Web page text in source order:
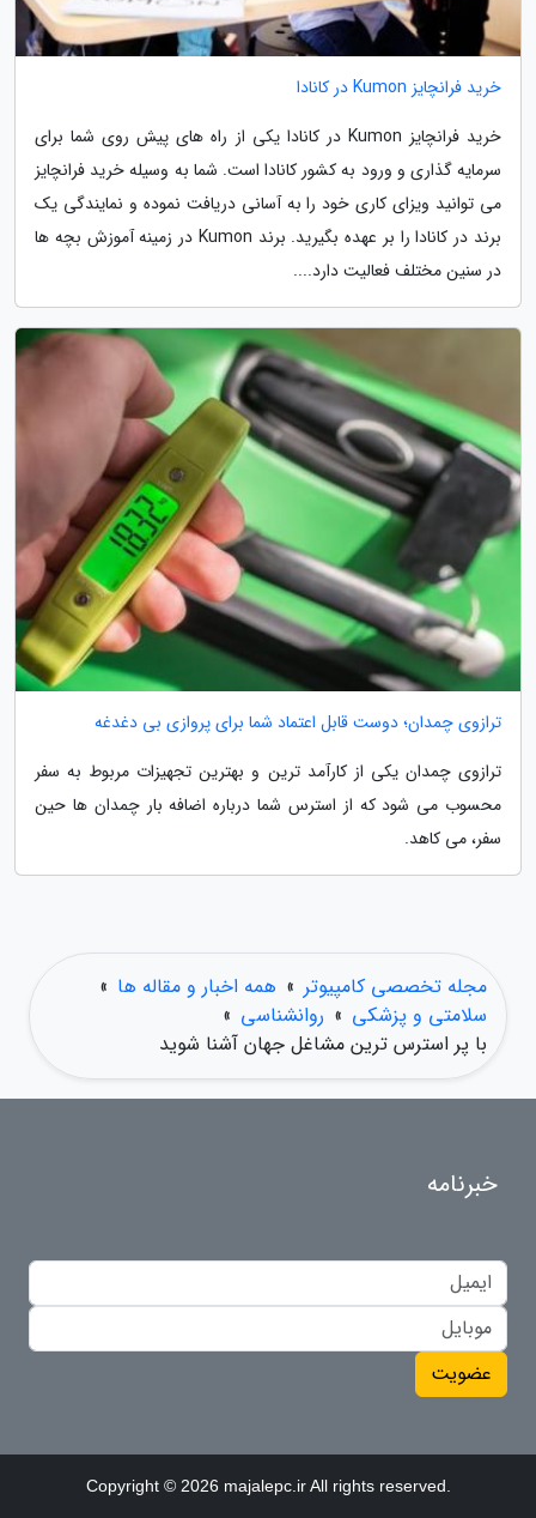
خرید فرانچایز Kumon در کانادا
خرید فرانچایز Kumon در کانادا یکی از راه های پیش روی شما برای
سرمایه گذاری و ورود به کشور کانادا است. شما به وسیله خرید فرانچایز
می توانید ویزای کاری خود را به آسانی دریافت نموده و نمایندگی یک
برند در کانادا را بر عهده بگیرید. برند Kumon در زمینه آموزش بچه ها
در سنین مختلف فعالیت دارد....
ترازوی چمدان؛ دوست قابل اعتماد شما برای پروازی بی دغدغه
ترازوی چمدان یکی از کارآمد ترین و بهترین تجهیزات مربوط به سفر
محسوب می شود که از استرس شما درباره اضافه بار چمدان ها حین
سفر، می کاهد.
مجله تخصصی کامپیوتر » همه اخبار و مقاله ها »
سلامتی و پزشکی » روانشناسی »
با پر استرس ترین مشاغل جهان آشنا شوید
خبرنامه
عضویت
Copyright © 2026 majalepc.ir All rights reserved.